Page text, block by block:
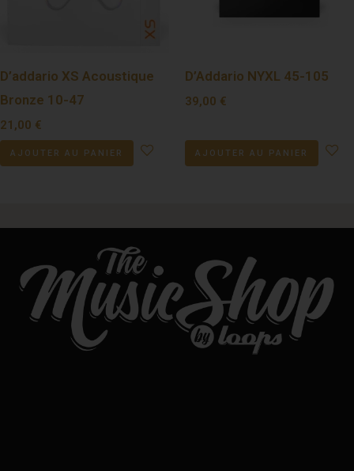
D’addario XS Acoustique
Bronze 10-47
21,00 €
AJOUTER AU PANIER
D’Addario NYXL 45-105
39,00 €
AJOUTER AU PANIER